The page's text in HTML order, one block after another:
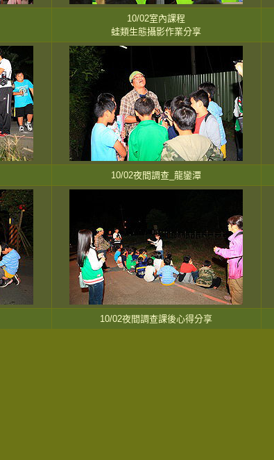
10/02室內課程
蛙類生態攝影作業分享
10/02夜間調查_龍鑾潭
10/02夜間調查課後心得分享